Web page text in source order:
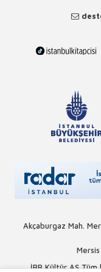
Akçaburgaz Mah.
İBB Kültür AŞ Tüm